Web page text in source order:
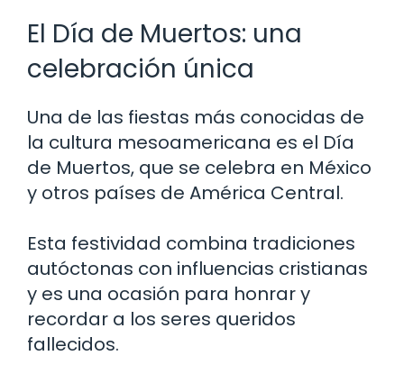
El Día de Muertos: una
celebración única
Una de las fiestas más conocidas de
la cultura mesoamericana es el Día
de Muertos, que se celebra en México
y otros países de América Central.
Esta festividad combina tradiciones
autóctonas con influencias cristianas
y es una ocasión para honrar y
recordar a los seres queridos
fallecidos.